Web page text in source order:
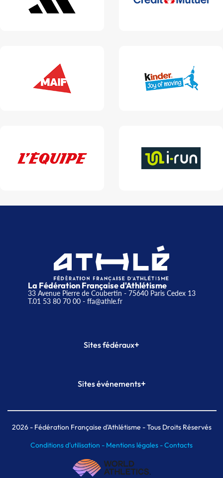
La Fédération Française d'Athlétisme
33 Avenue Pierre de Coubertin - 75640 Paris Cedex 13
T.01 53 80 70 00- ffa@athle.fr
Sites fédéraux+
Plateforme Formation
Sites événements+
Meeting de Paris indoor
MAIF Ekiden de Paris
2026- Fédération Française d'Athlétisme - Tous Droits Réservés
Conditions d'utilisation - Mentions légales -Contacts